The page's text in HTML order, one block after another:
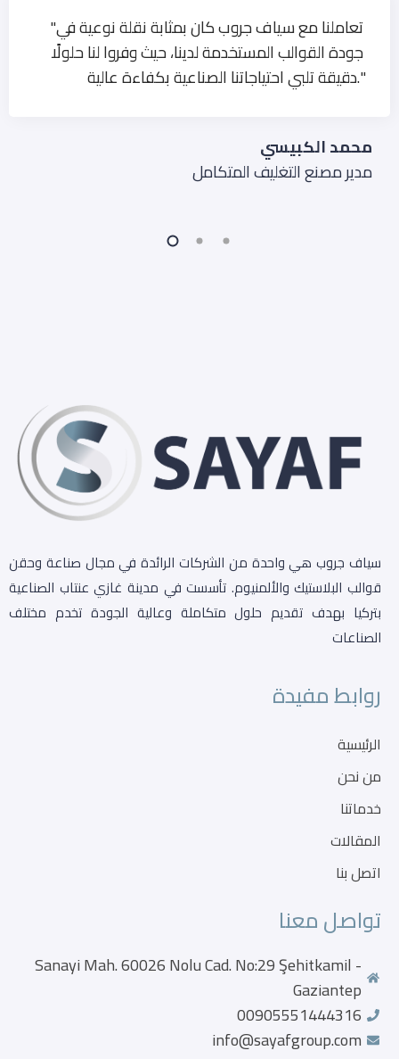
"تعاملنا مع سياف جروب كان بمثابة نقلة نوعية في
جودة القوالب المستخدمة لدينا، حيث وفروا لنا حلولًا
دقيقة تلبي احتياجاتنا الصناعية بكفاءة عالية."
محمد الكبيسي
مدير مصنع التغليف المتكامل
سياف جروب هي واحدة من الشركات الرائدة في مجال صناعة وحقن
قوالب البلاستيك والألمنيوم. تأسست في مدينة غازي عنتاب الصناعية
بتركيا بهدف تقديم حلول متكاملة وعالية الجودة تخدم مختلف
الصناعات
روابط مفيدة
الرئيسية
من نحن
خدماتنا
المقالات
اتصل بنا
تواصل معنا
Sanayi Mah. 60026 Nolu Cad. No:29 Şehitkamil -
Gaziantep
00905551444316
info@sayafgroup.com